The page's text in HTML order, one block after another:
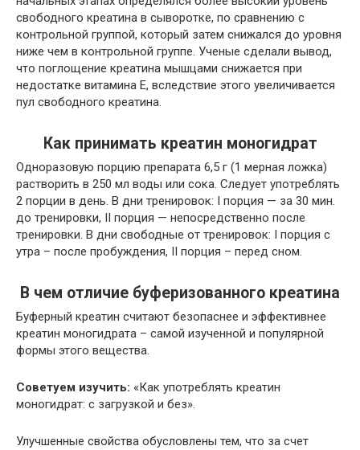
свободного креатина в сыворотке, по сравнению с
контрольной группой, который затем снижался до уровня
ниже чем в контрольной группе. Ученые сделали вывод,
что поглощение креатина мышцами снижается при
недостатке витамина Е, вследствие этого увеличивается
пул свободного креатина.
Как принимать креатин моногидрат
Одноразовую порцию препарата 6,5 г (1 мерная ложка)
растворить в 250 мл воды или сока. Следует употреблять
2 порции в день. В дни тренировок: I порция — за 30 мин.
до тренировки, II порция — непосредственно после
тренировки. В дни свободные от тренировок: I порция с
утра – после пробуждения, II порция – перед сном.
В чем отличие буферизованного креатина
Буферный креатин считают безопаснее и эффективнее
креатин моногидрата – самой изученной и популярной
формы этого вещества.
Советуем изучить: «Как употреблять креатин
моногидрат: с загрузкой и без».
Улучшенные свойства обусловлены тем, что за счет